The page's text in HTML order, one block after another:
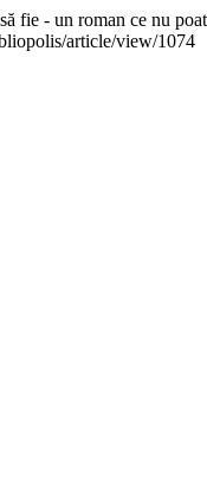
fie - un roman ce nu
article/view/1074